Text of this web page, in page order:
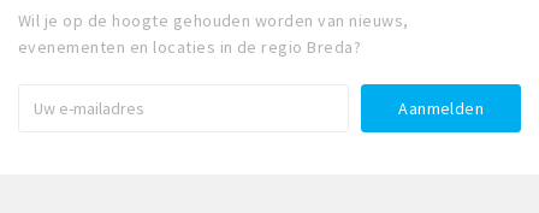
Wil je op de hoogte gehouden worden van nieuws,
evenementen en locaties in de regio Breda?